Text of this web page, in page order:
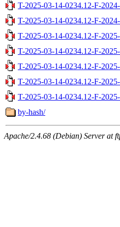
T-2025-03-14-0234.12-F-
T-2025-03-14-0234.12-F-
T-2025-03-14-0234.12-F-
T-2025-03-14-0234.12-F-
T-2025-03-14-0234.12-F-
T-2025-03-14-0234.12-F-
T-2025-03-14-0234.12-F-
by-hash/
Apache/2.4.68 (Debian) Server at